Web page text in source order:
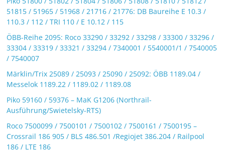
51815 / 51965 / 51968 / 21716 / 21776: DB Baureihe E 10.3 /
110.3 / 112 / TRI 110 / E 10.12 / 115
ÖBB-Reihe 2095: Roco 33290 / 33292 / 33298 / 33300 / 33296 /
33304 / 33319 / 33321 / 33294 / 7340001 / 5540001/1 / 7540005
/ 7540007
Märklin/Trix 25089 / 25093 / 25090 / 25092: ÖBB 1189.04 /
Messelok 1189.22 / 1189.02 / 1189.08
Piko 59160 / 59376 – MaK G1206 (Northrail-
Ausführung/Swietelsky-RTS)
Roco 7500099 / 7500101 / 7500102 / 7500161 / 7500195 –
Crossrail 186 905 / BLS 486.501 /Regiojet 386.204 / Railpool
186 / LTE 186